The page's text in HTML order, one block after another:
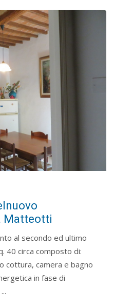
Matteotti
al secondo ed ultimo
40 circa composto di:
cottura, camera e bagno
in fase di